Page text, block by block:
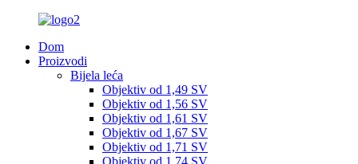
Dom
Proizvodi
Bijela leća
Objektiv od 1,49 SV
Objektiv od 1,56 SV
Objektiv od 1,61 SV
Objektiv od 1,67 SV
Objektiv od 1,71 SV
Objektiv od 1,74 SV